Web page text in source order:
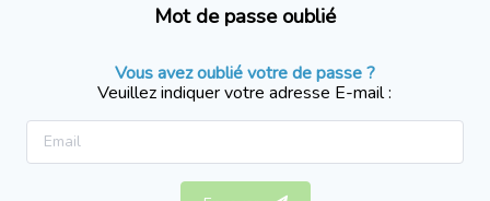
Mot de passe oublié
Vous avez oublié votre de passe ?
Veuillez indiquer votre adresse E-mail :